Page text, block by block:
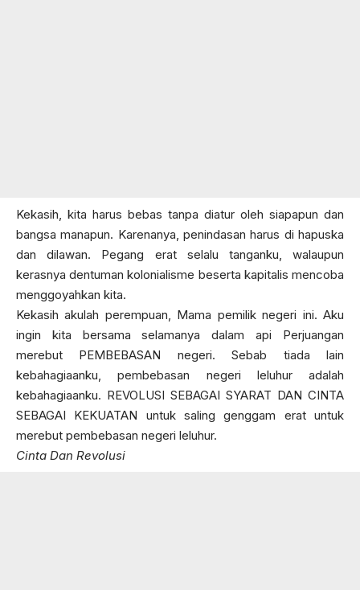
Kekasih, kita harus bebas tanpa diatur oleh siapapun dan
bangsa manapun. Karenanya, penindasan harus di hapuska
dan dilawan. Pegang erat selalu tanganku, walaupun
kerasnya dentuman kolonialisme beserta kapitalis mencoba
menggoyahkan kita.
Kekasih akulah perempuan, Mama pemilik negeri ini. Aku
ingin kita bersama selamanya dalam api Perjuangan
merebut PEMBEBASAN negeri. Sebab tiada lain
kebahagiaanku, pembebasan negeri leluhur adalah
kebahagiaanku. REVOLUSI SEBAGAI SYARAT DAN CINTA
SEBAGAI KEKUATAN untuk saling genggam erat untuk
merebut pembebasan negeri leluhur.
Cinta Dan Revolusi